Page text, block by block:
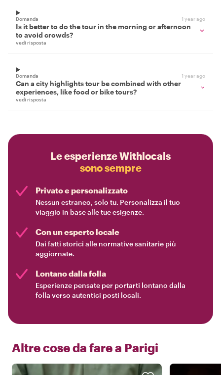
Domanda 1 year ago
Is it better to do the tour in the morning or afternoon
to avoid crowds?
vedi risposta
Domanda 1 year ago
Can a city highlights tour be combined with other
experiences, like food or bike tours?
vedi risposta
Le esperienze Withlocals
sono sempre
Privato e personalizzato
Nessun estraneo, solo tu. Personalizza il tuo
viaggio in base alle tue esigenze.
Con un esperto locale
Dai fatti storici alle normative sanitarie più
aggiornate.
Lontano dalla folla
Esperienze pensate per portarti lontano dalla
folla verso autentici posti locali.
Altre cose da fare a Parigi